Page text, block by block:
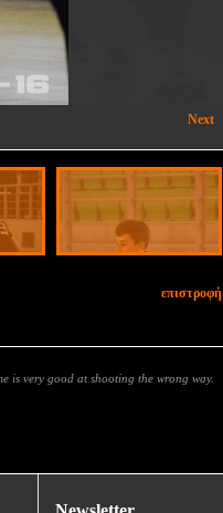
ΜΕΛΙΣΣΙΑ - ΑΓ. ΠΑΡΑΣΚΕΥΗ 42-57
Next
is very good at shooting the wrong way.